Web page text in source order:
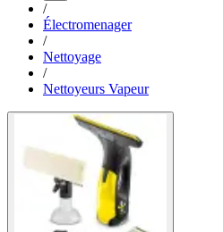
/
Électromenager
/
Nettoyage
/
Nettoyeurs Vapeur